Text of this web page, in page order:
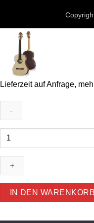
Lieferzeit auf Anfrage,
Hanika
PF
Konzertgitarre
IN DEN WARENKORB